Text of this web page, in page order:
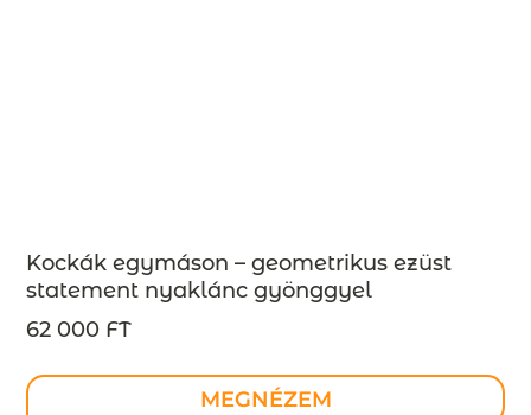
Kockák egymáson – geometrikus ezüst
statement nyaklánc gyönggyel
INDUSTREAL kollekció – design ékszer –
MEGRENDELÉSRE
62 000 FT
MEGNÉZEM